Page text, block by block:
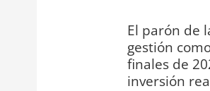
El parón de
gestión
finales de
inversión